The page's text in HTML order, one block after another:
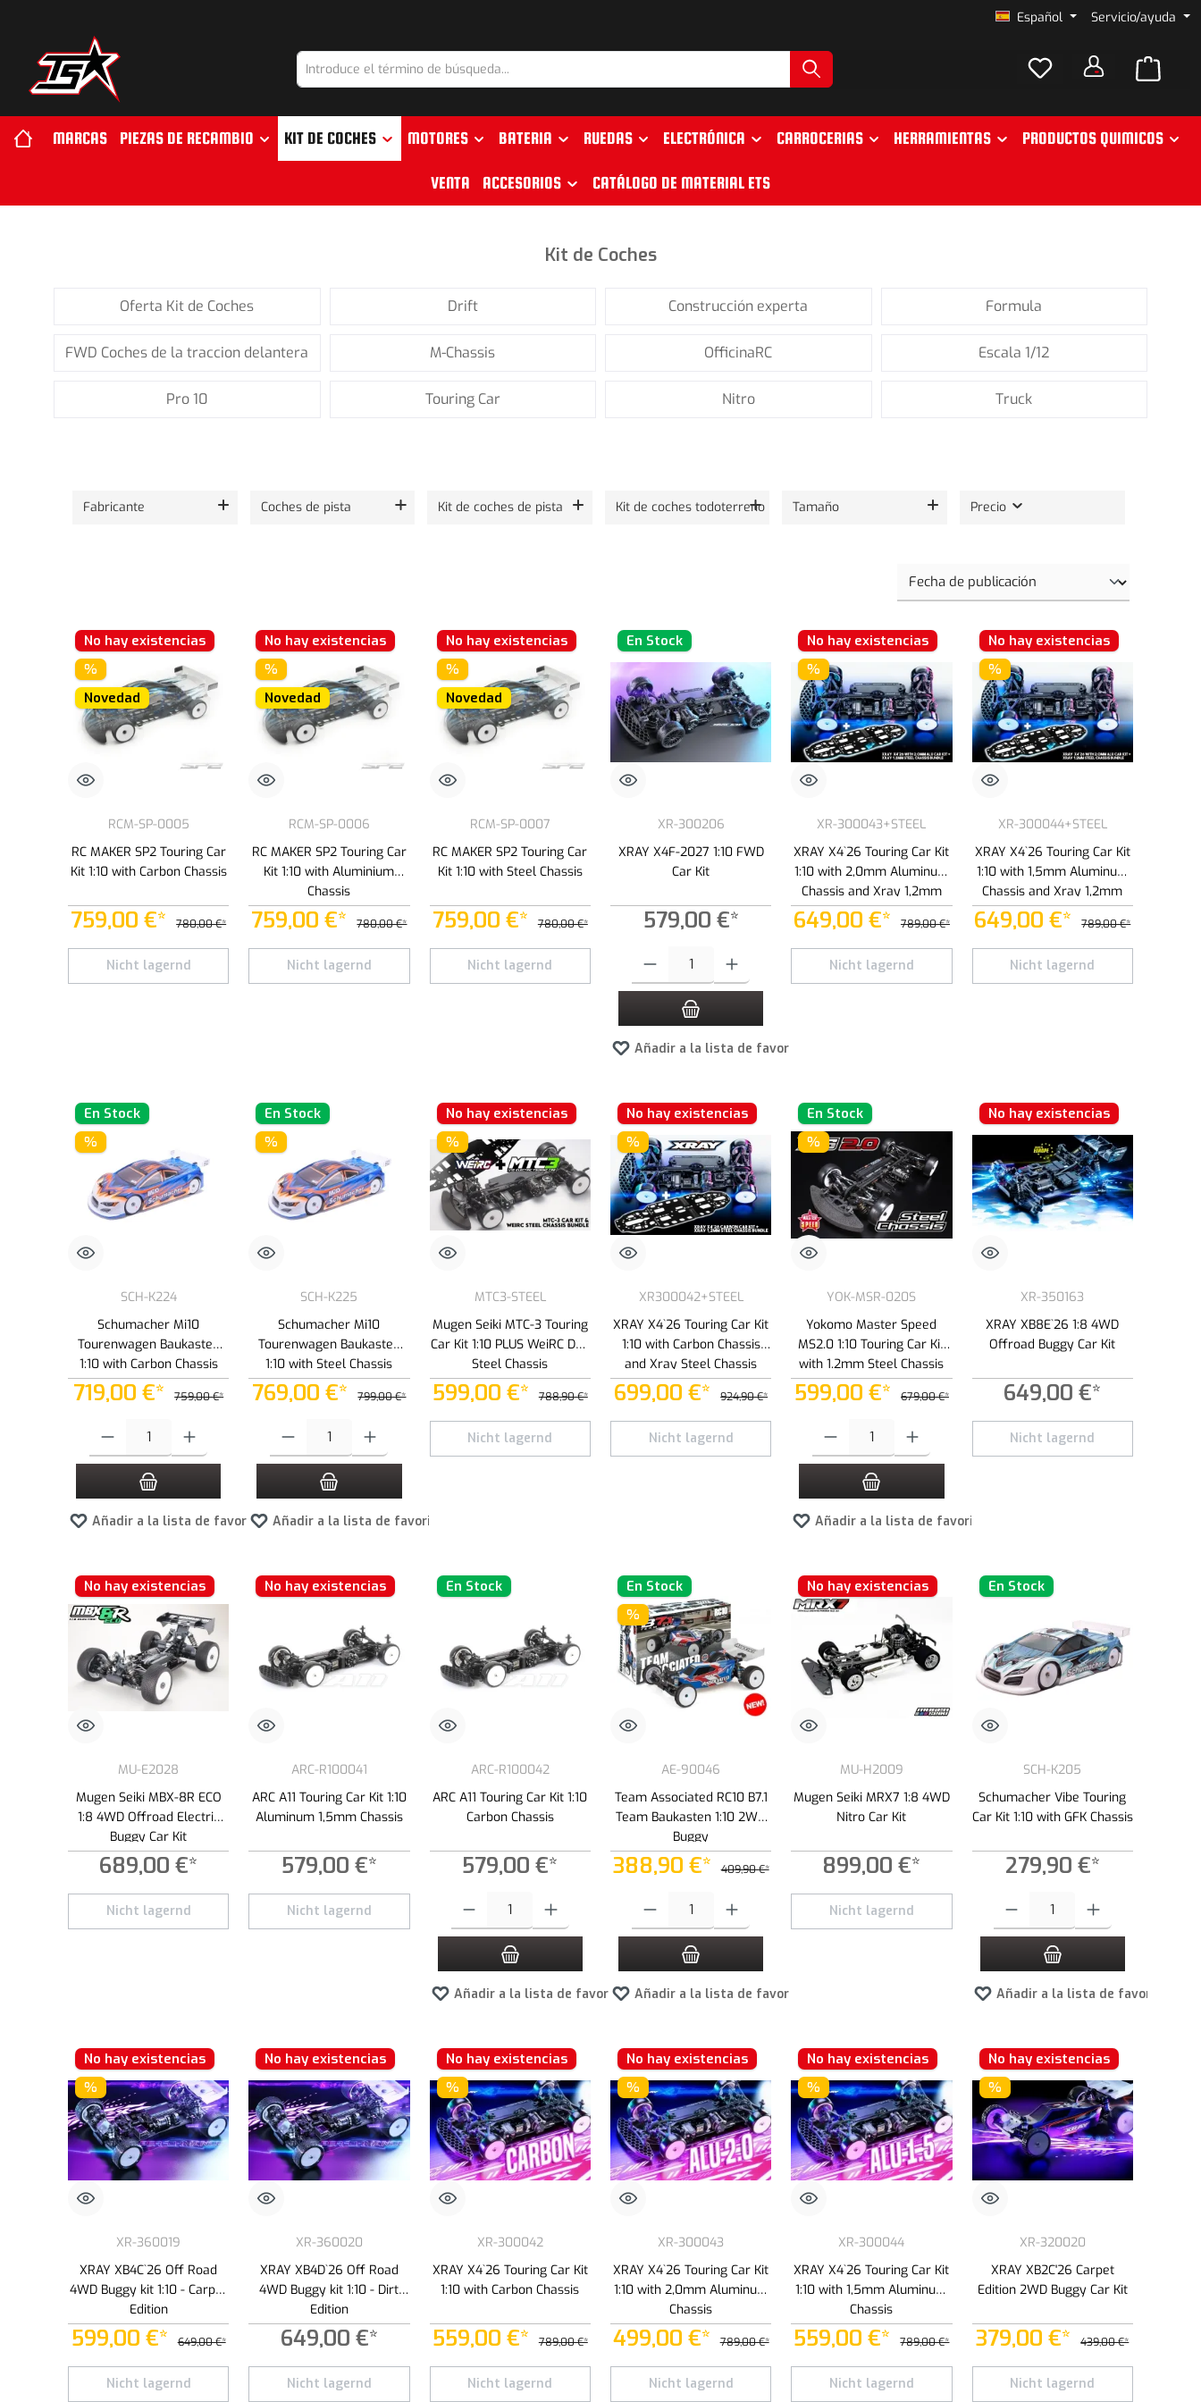
Español Servicio/ayuda
MARCAS PIEZAS DE RECAMBIO KIT DE COCHES MOTORES BATERIA RUEDAS ELECTRÓNICA CARROCERIAS HERRAMIENTAS PRODUCTOS QUIMICOS
VENTA ACCESORIOS CATÁLOGO DE MATERIAL ETS
Kit de Coches
Oferta Kit de Coches Drift Construcción experta Formula
FWD Coches de la traccion delantera M-Chassis OfficinaRC Escala 1/12
Pro 10 Touring Car Nitro Truck
Fabricante Coches de pista Kit de coches de pista Kit de coches todoterreno Tamaño Precio
Mostrando 24 de 59 productos.
No hay existencias
%
Novedad
RCM-SP-0005
RC MAKER SP2 Touring Car
Kit 1:10 with Carbon Chassis
759,00 €* 780,00 €*
Nicht lagernd
No hay existencias
%
Novedad
RCM-SP-0006
RC MAKER SP2 Touring Car
Kit 1:10 with Aluminium
Chassis
759,00 €* 780,00 €*
Nicht lagernd
No hay existencias
%
Novedad
RCM-SP-0007
RC MAKER SP2 Touring Car
Kit 1:10 with Steel Chassis
759,00 €* 780,00 €*
Nicht lagernd
En Stock
XR-300206
XRAY X4F-2027 1:10 FWD
Car Kit
579,00 €*
Cantidad del producto: introduce la cantidad deseada o usa los botones para aumentar o disminuir la cantidad.
Añadir a la lista de favoritos
No hay existencias
%
XR-300043+STEEL
XRAY X4`26 Touring Car Kit
1:10 with 2,0mm Aluminum
Chassis and Xray 1,2mm
Steel Chassis (301028)
649,00 €* 789,00 €*
Nicht lagernd
No hay existencias
%
XR-300044+STEEL
XRAY X4`26 Touring Car Kit
1:10 with 1,5mm Aluminum
Chassis and Xray 1,2mm
Steel Chassis (301028)
649,00 €* 789,00 €*
Nicht lagernd
En Stock
%
SCH-K224
Schumacher Mi10
Tourenwagen Baukasten
1:10 with Carbon Chassis
719,00 €* 759,00 €*
Cantidad del producto: introduce la cantidad deseada o usa los botones para aumentar o disminuir la cantidad.
Añadir a la lista de favoritos
En Stock
%
SCH-K225
Schumacher Mi10
Tourenwagen Baukasten
1:10 with Steel Chassis
769,00 €* 799,00 €*
Cantidad del producto: introduce la cantidad deseada o usa los botones para aumentar o disminuir la cantidad.
Añadir a la lista de favoritos
No hay existencias
%
MTC3-STEEL
Mugen Seiki MTC-3 Touring
Car Kit 1:10 PLUS WeiRC DLC
Steel Chassis
599,00 €* 788,90 €*
Nicht lagernd
No hay existencias
%
XR300042+STEEL
XRAY X4`26 Touring Car Kit
1:10 with Carbon Chassis
and Xray Steel Chassis
(301028)
699,00 €* 924,90 €*
Nicht lagernd
En Stock
%
YOK-MSR-020S
Yokomo Master Speed
MS2.0 1:10 Touring Car Kit
with 1.2mm Steel Chassis
599,00 €* 679,00 €*
Cantidad del producto: introduce la cantidad deseada o usa los botones para
Añadir a la lista de favoritos
No hay existencias
XR-350163
XRAY XB8E`26 1:8 4WD
Offroad Buggy Car Kit
649,00 €*
Nicht lagernd
No hay existencias
MU-E2028
Mugen Seiki MBX-8R ECO
1:8 4WD Offroad Electric
Buggy Car Kit
689,00 €*
Nicht lagernd
No hay existencias
ARC-R100041
ARC A11 Touring Car Kit 1:10
Aluminum 1,5mm Chassis
579,00 €*
Nicht lagernd
En Stock
ARC-R100042
ARC A11 Touring Car Kit 1:10
Carbon Chassis
579,00 €*
Cantidad del producto: introduce la cantidad deseada o usa los botones para aumentar o disminuir la cantidad.
Añadir a la lista de favoritos
En Stock
%
AE-90046
Team Associated RC10 B7.1
Team Baukasten 1:10 2WD
Buggy
388,90 €* 409,90 €*
Cantidad del producto: introduce la cantidad deseada o usa los botones para aumentar o disminuir la cantidad.
Añadir a la lista de favoritos
No hay existencias
MU-H2009
Mugen Seiki MRX7 1:8 4WD
Nitro Car Kit
899,00 €*
Nicht lagernd
En Stock
SCH-K205
Schumacher Vibe Touring
Car Kit 1:10 with GFK Chassis
279,90 €*
Añadir a la lista de favoritos
No hay existencias
%
XR-360019
XRAY XB4C`26 Off Road
4WD Buggy kit 1:10 - Carpet
Edition
599,00 €* 649,00 €*
Nicht lagernd
No hay existencias
XR-360020
XRAY XB4D`26 Off Road
4WD Buggy kit 1:10 - Dirt
Edition
649,00 €*
Nicht lagernd
No hay existencias
%
XR-300042
XRAY X4`26 Touring Car Kit
1:10 with Carbon Chassis
559,00 €* 789,00 €*
Nicht lagernd
No hay existencias
%
XR-300043
XRAY X4`26 Touring Car Kit
1:10 with 2,0mm Aluminum
Chassis
499,00 €* 789,00 €*
Nicht lagernd
No hay existencias
%
XR-300044
XRAY X4`26 Touring Car Kit
1:10 with 1,5mm Aluminum
Chassis
559,00 €* 789,00 €*
Nicht lagernd
No hay existencias
%
XR-320020
XRAY XB2C'26 Carpet
Edition 2WD Buggy Car Kit
379,00 €* 439,00 €*
Nicht lagernd